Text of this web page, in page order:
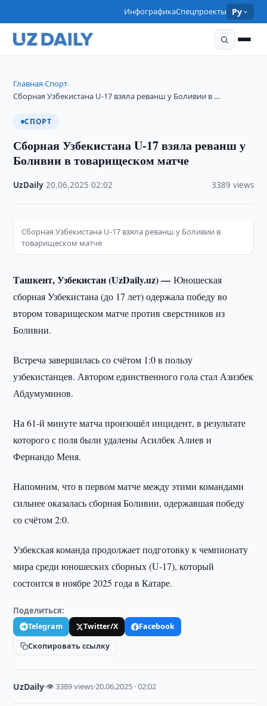
ИнфографикаСпецпроекты Ру
Главная›Спорт›
Сборная Узбекистана U-17 взяла реванш у Боливии в …
СПОРТ
Сборная Узбекистана U-17 взяла реванш у
Боливии в товарищеском матче
UzDaily ·20.06.2025 ·02:02 3389 views
Сборная Узбекистана U-17 взяла реванш у Боливии в
товарищеском матче
Ташкент, Узбекистан (UzDaily.uz) —Юношеская
сборная Узбекистана (до 17 лет) одержала победу во
втором товарищеском матче против сверстников из
Боливии.
Встреча завершилась со счётом 1:0 в пользу
узбекистанцев. Автором единственного гола стал Азизбек
Абдумуминов.
На 61-й минуте матча произошёл инцидент, в результате
которого с поля были удалены Асилбек Алиев и
Фернандо Меня.
Напомним, что в первом матче между этими командами
сильнее оказалась сборная Боливии, одержавшая победу
со счётом 2:0.
Узбекская команда продолжает подготовку к чемпионату
мира среди юношеских сборных (U-17), который
состоится в ноябре 2025 года в Катаре.
Поделиться:
Telegram Twitter/X
Facebook
Скопировать ссылку
UzDaily·👁 3389 views·20.06.2025 · 02:02